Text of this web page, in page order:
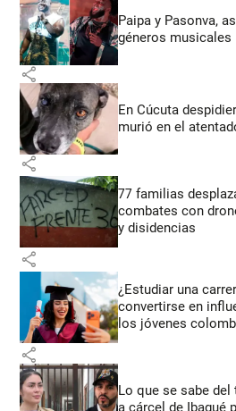
Paipa y Pasonva,
géneros
share
En Cúcuta
murió en el
share
77 familias
combates con
y disidencias
share
¿Estudiar una
convertirse en
los jóvenes
share
Lo que se sabe
a cárcel de Ibagué